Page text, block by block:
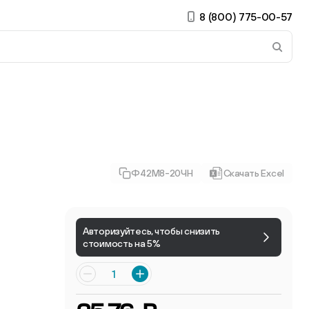
8 (800) 775-00-57
Ф42М8-20ЧН Скачать Excel
Авторизуйтесь, чтобы снизить
стоимость на 5%
Есть учётная запись? Войти